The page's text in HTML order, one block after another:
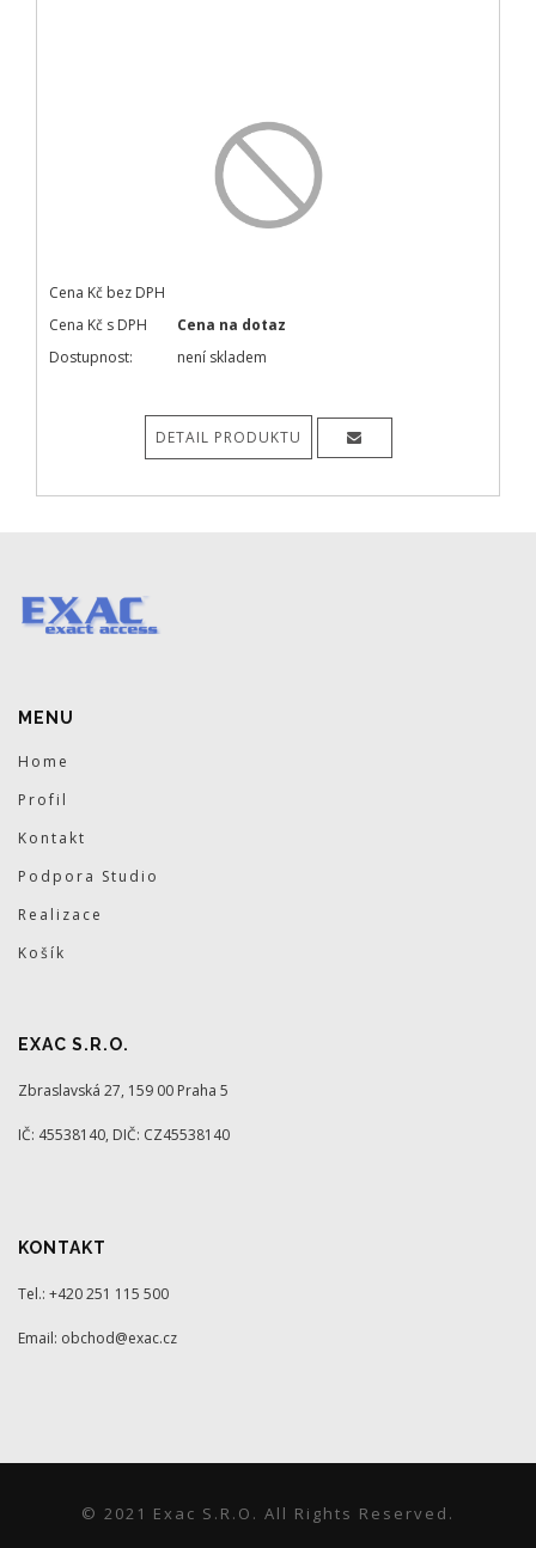
Cena Kč bez DPH
Cena Kč s DPH
Cena na dotaz
Dostupnost:
není skladem
DETAIL PRODUKTU
MENU
Home
Profil
Kontakt
Podpora Studio
Realizace
Košík
EXAC S.R.O.
Zbraslavská 27, 159 00 Praha 5
IČ: 45538140, DIČ: CZ45538140
KONTAKT
Tel.: +420 251 115 500
Email: obchod@exac.cz
© 2021 Exac S.r.o. All Rights Reserved.